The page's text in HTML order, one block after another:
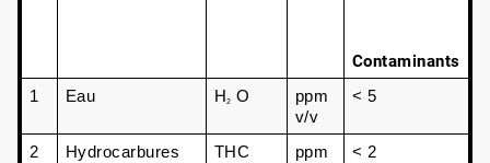
Contaminants
1 Eau H2 O
ppm
v/v
< 5
2 Hydrocarbures THC ppm < 2